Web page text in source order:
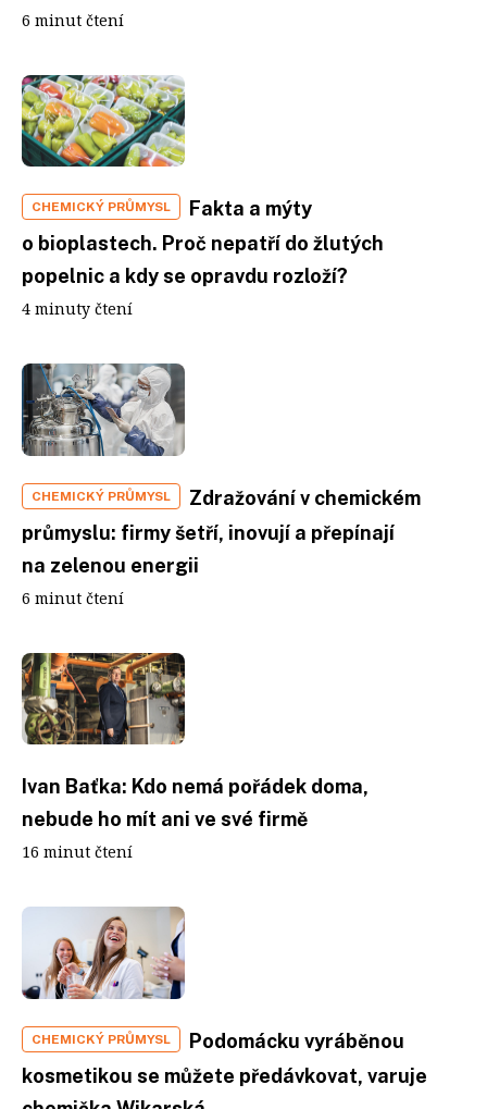
6 minut čtení
CHEMICKÝ PRŮMYSL
Fakta a mýty
o bioplastech. Proč nepatří do žlutých
popelnic a kdy se opravdu rozloží?
4 minuty čtení
CHEMICKÝ PRŮMYSL
Zdražování v chemickém
průmyslu: firmy šetří, inovují a přepínají
na zelenou energii
6 minut čtení
Ivan Baťka: Kdo nemá pořádek doma,
nebude ho mít ani ve své firmě
16 minut čtení
CHEMICKÝ PRŮMYSL
Podomácku vyráběnou
kosmetikou se můžete předávkovat, varuje